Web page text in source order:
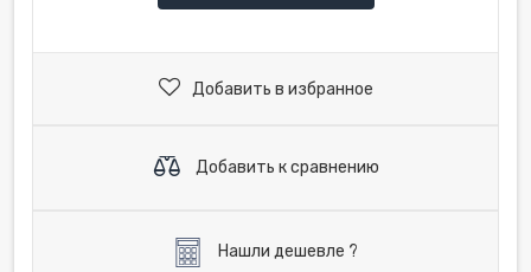
Добавить в избранное
Добавить к сравнению
Нашли дешевле ?